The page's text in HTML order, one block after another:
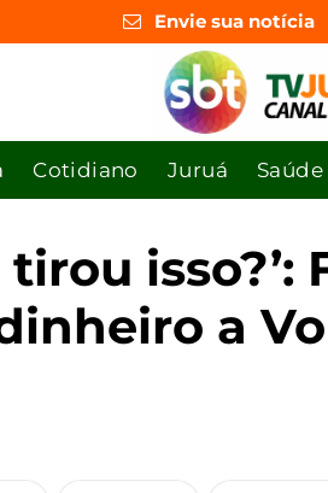
Envie sua notícia
Cotidiano Juruá Saúde
a